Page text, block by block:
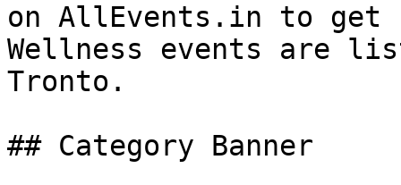
on AllEvents.in to get
Wellness events are
Tronto.
## Category Banner